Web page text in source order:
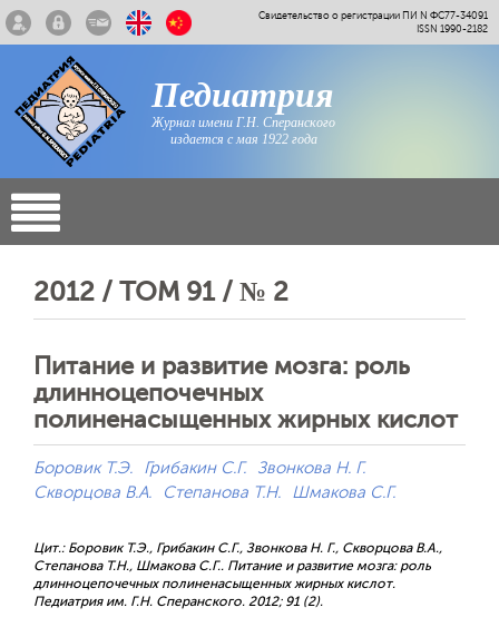
Свидетельство о регистрации ПИ N ФС77-34091
ISSN 1990-2182
Педиатрия
Журнал имени Г.Н. Сперанского
издается с мая 1922 года
2012 / ТОМ 91 / № 2
Питание и развитие мозга: роль
длинноцепочечных
полиненасыщенных жирных кислот
Боровик Т.Э. Грибакин С.Г.
Звонкова Н. Г.
Скворцова В.А.
Степанова Т.Н. Шмакова С.Г.
Цит.: Боровик Т.Э., Грибакин С.Г., Звонкова Н. Г., Скворцова В.А.,
Степанова Т.Н., Шмакова С.Г.. Питание и развитие мозга: роль
длинноцепочечных полиненасыщенных жирных кислот.
Педиатрия им. Г.Н. Сперанского. 2012; 91 (2).